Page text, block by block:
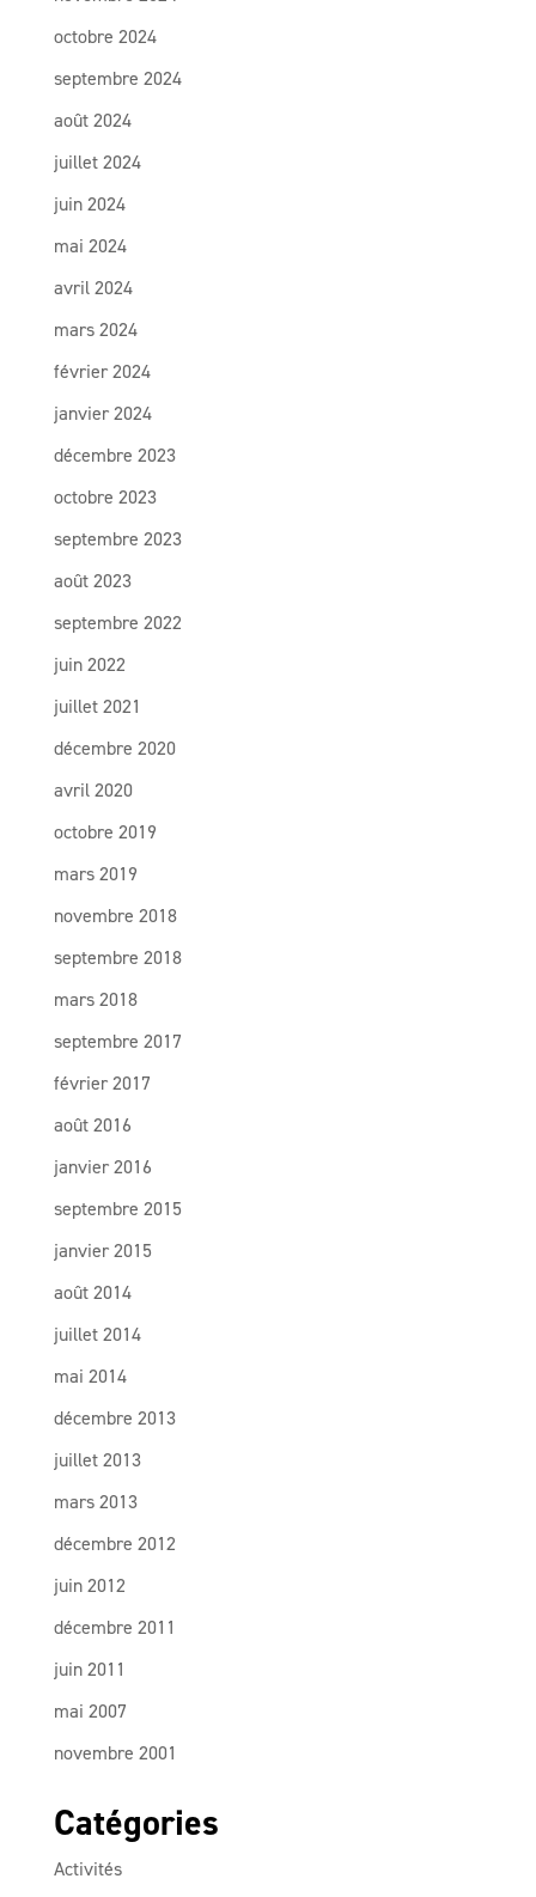
octobre 2024
septembre 2024
août 2024
juillet 2024
juin 2024
mai 2024
avril 2024
mars 2024
février 2024
janvier 2024
décembre 2023
octobre 2023
septembre 2023
août 2023
septembre 2022
juin 2022
juillet 2021
décembre 2020
avril 2020
octobre 2019
mars 2019
novembre 2018
septembre 2018
mars 2018
septembre 2017
février 2017
août 2016
janvier 2016
septembre 2015
janvier 2015
août 2014
juillet 2014
mai 2014
décembre 2013
juillet 2013
mars 2013
décembre 2012
juin 2012
décembre 2011
juin 2011
mai 2007
novembre 2001
Catégories
Activités